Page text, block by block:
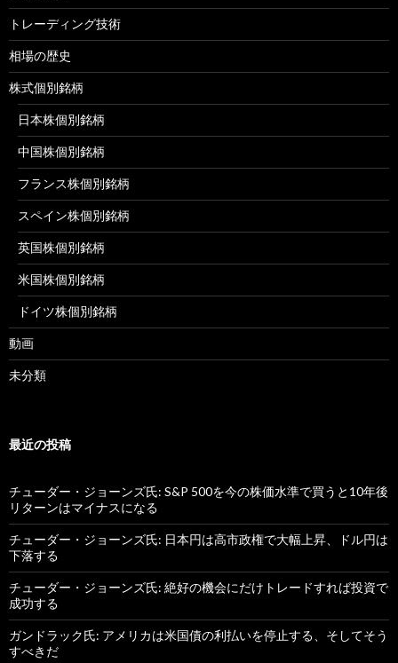
トレーディング技術
相場の歴史
株式個別銘柄
日本株個別銘柄
中国株個別銘柄
フランス株個別銘柄
スペイン株個別銘柄
英国株個別銘柄
米国株個別銘柄
ドイツ株個別銘柄
動画
未分類
最近の投稿
チューダー・ジョーンズ氏: S&P 500を今の株価水準で買うと10年後
リターンはマイナスになる
チューダー・ジョーンズ氏: 日本円は高市政権で大幅上昇、ドル円は
下落する
チューダー・ジョーンズ氏: 絶好の機会にだけトレードすれば投資で
成功する
ガンドラック氏: アメリカは米国債の利払いを停止する、そしてそう
すべきだ